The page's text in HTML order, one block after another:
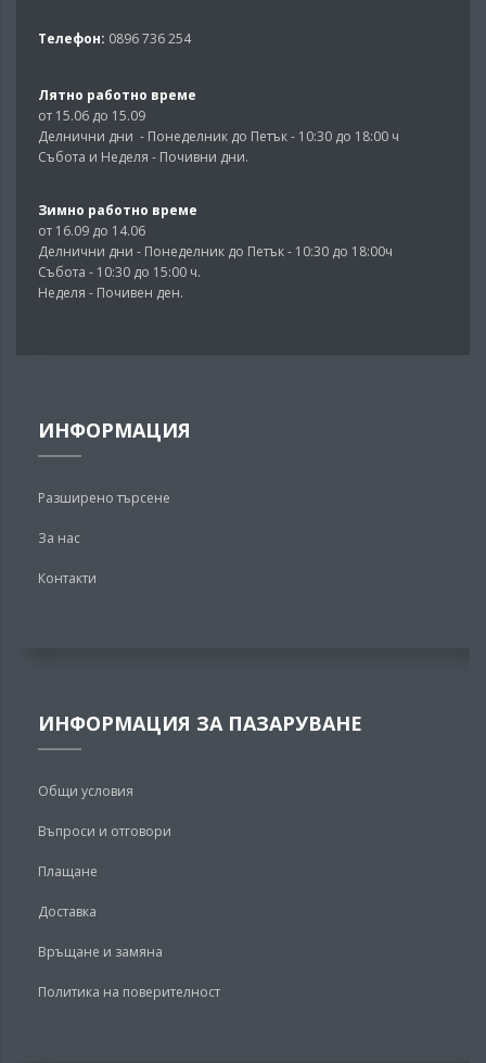
Телефон: 0896 736 254
Лятно работно време
от 15.06 до 15.09
Делнични дни - Понеделник до Петък - 10:30 до 18:00 ч
Събота и Неделя - Почивни дни.
Зимно работно време
от 16.09 до 14.06
Делнични дни - Понеделник до Петък - 10:30 до 18:00ч
Събота - 10:30 до 15:00 ч.
Неделя - Почивен ден.
ИНФОРМАЦИЯ
Разширено търсене
За нас
Контакти
ИНФОРМАЦИЯ ЗА ПАЗАРУВАНЕ
Общи условия
Въпроси и отговори
Плащане
Доставка
Връщане и замяна
Политика на поверителност